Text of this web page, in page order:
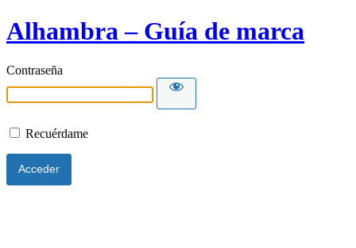
Alhambra – Guía de marca
Contraseña
Recuérdame